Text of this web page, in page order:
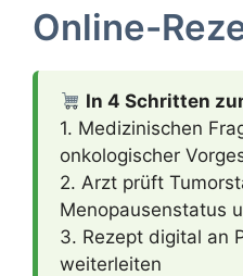
Online-
In 4 Schritten
1. Medizinischen
onkologischer
2. Arzt prüft
Menopausenstatus
3. Rezept digital an
weiterleiten